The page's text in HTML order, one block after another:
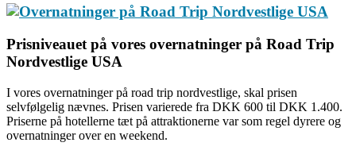
Prisniveauet på vores overnatninger på Road Trip
Nordvestlige USA
I vores overnatninger på road trip nordvestlige, skal prisen
selvfølgelig nævnes. Prisen varierede fra DKK 600 til DKK 1.400.
Priserne på hotellerne tæt på attraktionerne var som regel dyrere og
overnatninger over en weekend.